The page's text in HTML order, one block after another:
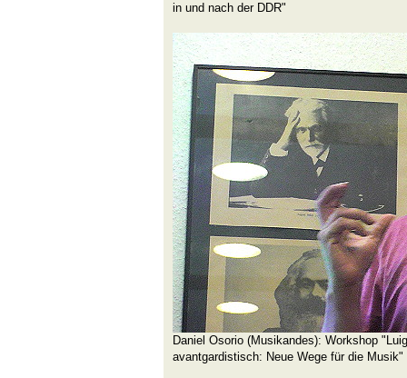
in und nach der DDR"
Daniel Osorio (Musikandes): Workshop
avantgardistisch: Neue Wege für die Musik"